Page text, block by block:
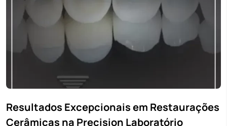
Resultados Excepcionais em Restaurações
Cerâmicas na Precision Laboratório